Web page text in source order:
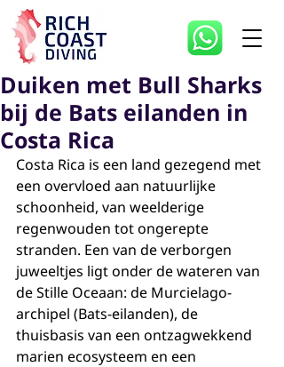
Duiken met Bull Sharks
bij de Bats eilanden in
Costa Rica
Costa Rica is een land gezegend met
een overvloed aan natuurlijke
schoonheid, van weelderige
regenwouden tot ongerepte
stranden. Een van de verborgen
juweeltjes ligt onder de wateren van
de Stille Oceaan: de Murcielago-
archipel (Bats-eilanden), de
thuisbasis van een ontzagwekkend
marien ecosysteem en een